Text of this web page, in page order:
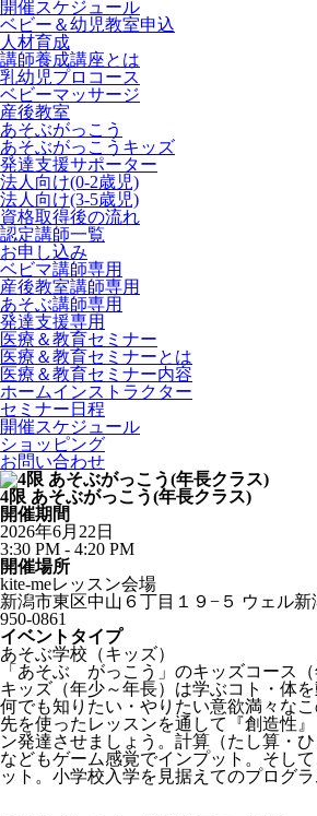
開催スケジュール
ベビー＆幼児教室申込
人材育成
講師養成講座とは
乳幼児プロコース
ベビーマッサージ
産後教室
あそぶがっこう
あそぶがっこうキッズ
発達支援サポーター
法人向け(0-2歳児)
法人向け(3-5歳児)
資格取得後の流れ
認定講師一覧
お申し込み
ベビマ講師専用
産後教室講師専用
あそぶ講師専用
発達支援専用
医療＆教育セミナー
医療＆教育セミナーとは
医療＆教育セミナー内容
ホームインストラクター
セミナー日程
開催スケジュール
ショッピング
お問い合わせ
4限 あそぶがっこう(年長クラス)
開催期間
2026年6月22日
3:30 PM - 4:20 PM
開催場所
kite-meレッスン会場
新潟市東区中山６丁目１９−５ ウェル新
950-0861
イベントタイプ
あそぶ学校（キッズ）
「あそぶ がっこう」のキッズコース（
キッズ（年少～年長）は学ぶコト・体を
何でも知りたい・やりたい意欲満々な
先を使ったレッスンを通して『創造性
ン発達させましょう。計算（たし算・
などもゲーム感覚でインプット。そし
ット。小学校入学を見据えてのプログラ